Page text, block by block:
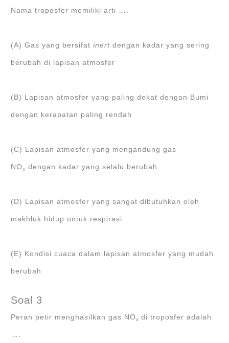
Nama troposfer memiliki arti ….
(A) Gas yang bersifatinert dengan kadar yang sering
berubah di lapisan atmosfer
(B) Lapisan atmosfer yang paling dekat dengan Bumi
dengan kerapatan paling rendah
(C) Lapisan atmosfer yang mengandung gas
NOx dengan kadar yang selalu berubah
(D) Lapisan atmosfer yang sangat dibutuhkan oleh
makhluk hidup untuk respirasi
(E) Kondisi cuaca dalam lapisan atmosfer yang mudah
berubah
Soal 3
Peran petir menghasilkan gas NOxdi troposfer adalah
….